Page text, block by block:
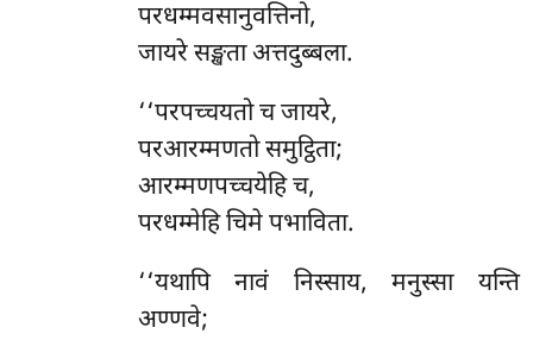
परधम्मवसानुवत्तिनो,
जायरे सङ्खता अत्तदुब्बला.
‘‘परपच्चयतो च जायरे,
परआरम्मणतो समुट्ठिता;
आरम्मणपच्चयेहि च,
परधम्मेहि चिमे पभाविता.
‘‘यथापि नावं निस्साय, मनुस्सा यन्ति
अण्णवे;